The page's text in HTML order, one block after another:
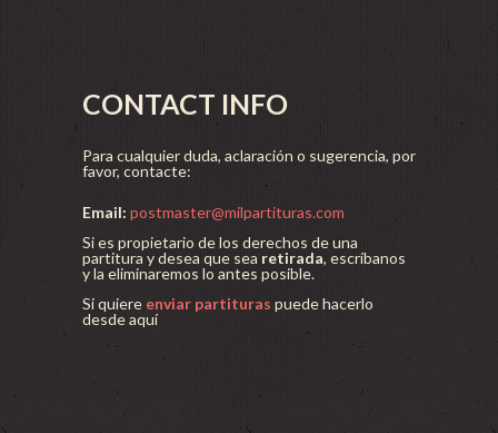
CONTACT INFO
Para cualquier duda, aclaración o sugerencia, por
favor, contacte:
Email: postmaster@milpartituras.com
Si es propietario de los derechos de una
partitura y desea que sea retirada, escríbanos
y la eliminaremos lo antes posible.
Si quiere enviar partituras puede hacerlo
desde aquí